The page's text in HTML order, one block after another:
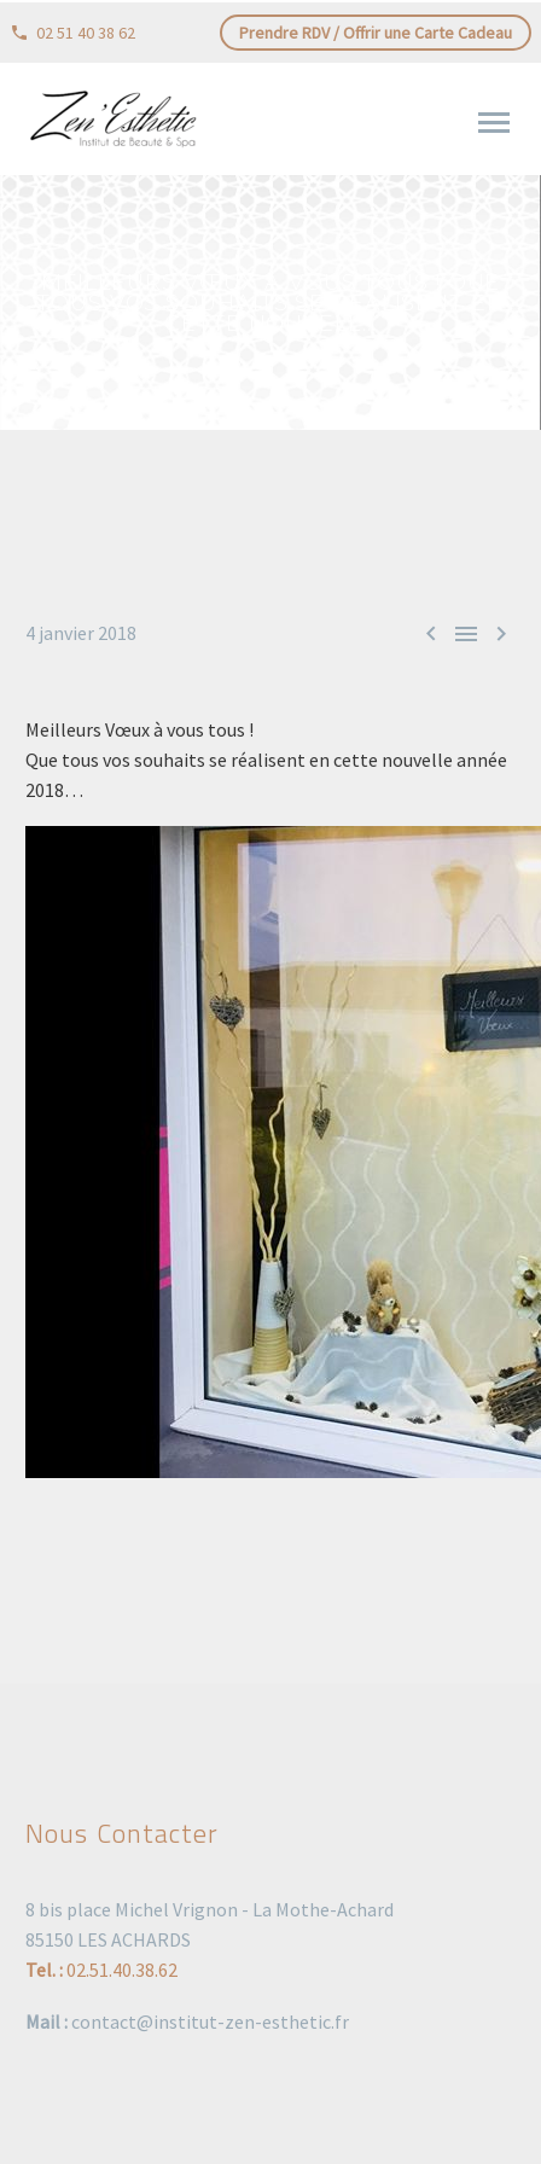
02 51 40 38 62 Prendre RDV / Offrir une Carte Cadeau
  
4 janvier 2018
Meilleurs Vœux à vous tous !
Que tous vos souhaits se réalisent en cette nouvelle année
2018…
Nous Contacter
8 bis place Michel Vrignon - La Mothe-Achard
85150 LES ACHARDS
Tel. :02.51.40.38.62
Mail : contact@institut-zen-esthetic.fr